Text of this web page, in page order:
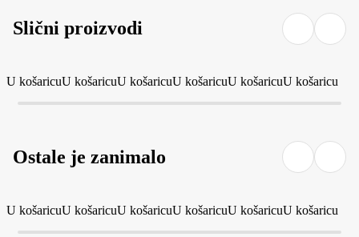
Slični proizvodi
U košaricuU košaricuU košaricuU košaricuU košaricuU košaricu
Ostale je zanimalo
U košaricuU košaricuU košaricuU košaricuU košaricuU košaricu